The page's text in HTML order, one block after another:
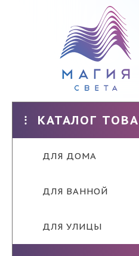
КАТАЛОГ
ДЛЯ ДОМА
ДЛЯ ВАННОЙ
ДЛЯ УЛИЦЫ